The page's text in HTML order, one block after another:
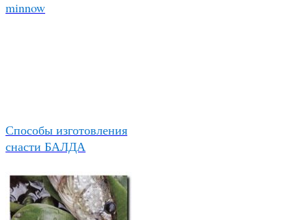
minnow
Способы изготовления
снасти БАЛДА